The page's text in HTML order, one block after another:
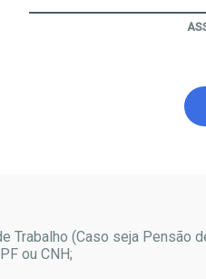
Trabalho (Caso seja Pensão
ou CNH;